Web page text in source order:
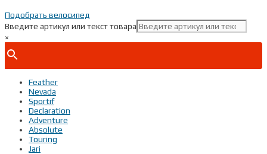
Подобрать велосипед
Введите артикул или текст товара
×
Feather
Nevada
Sportif
Declaration
Adventure
Absolute
Touring
Jari